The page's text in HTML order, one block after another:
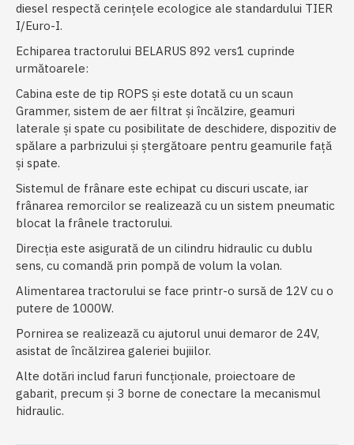
diesel respectă cerințele ecologice ale standardului TIER
I/Euro-I.
Echiparea tractorului BELARUS 892 vers1 cuprinde
următoarele:
Cabina este de tip ROPS şi este dotată cu un scaun
Grammer, sistem de aer filtrat şi încălzire, geamuri
laterale şi spate cu posibilitate de deschidere, dispozitiv de
spălare a parbrizului şi ştergătoare pentru geamurile faţă
şi spate.
Sistemul de frânare este echipat cu discuri uscate, iar
frânarea remorcilor se realizează cu un sistem pneumatic
blocat la frânele tractorului.
Direcţia este asigurată de un cilindru hidraulic cu dublu
sens, cu comandă prin pompă de volum la volan.
Alimentarea tractorului se face printr-o sursă de 12V cu o
putere de 1000W.
Pornirea se realizează cu ajutorul unui demaror de 24V,
asistat de încălzirea galeriei bujiilor.
Alte dotări includ faruri funcţionale, proiectoare de
gabarit, precum şi 3 borne de conectare la mecanismul
hidraulic.